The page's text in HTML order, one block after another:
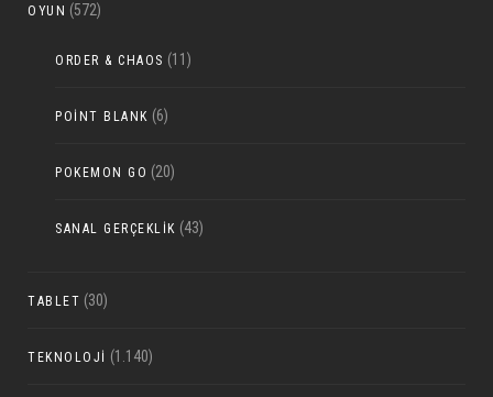
OYUN (572)
ORDER & CHAOS (11)
POINT BLANK (6)
POKEMON GO (20)
SANAL GERÇEKLIK (43)
TABLET (30)
TEKNOLOJI (1.140)